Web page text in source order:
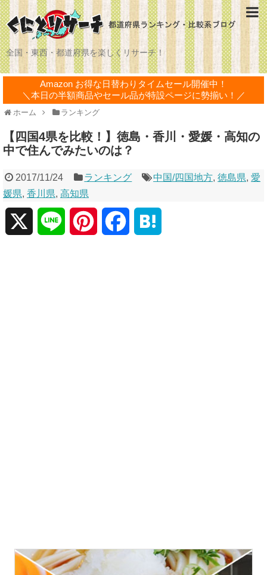
全国・東西・都道府県を楽しくリサーチ！
Amazon お得な日替わりタイムセール開催中！
＼本日の半額商品やセール品が特設ページに勢揃い！／
ホーム ランキング
【四国4県を比較！】徳島・香川・愛媛・高知の
中で住んでみたいのは？
2017/11/24 ランキング 中国/四国地方,徳島県,愛
媛県, 香川県, 高知県